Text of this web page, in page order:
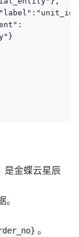
是金蝶云星辰
。